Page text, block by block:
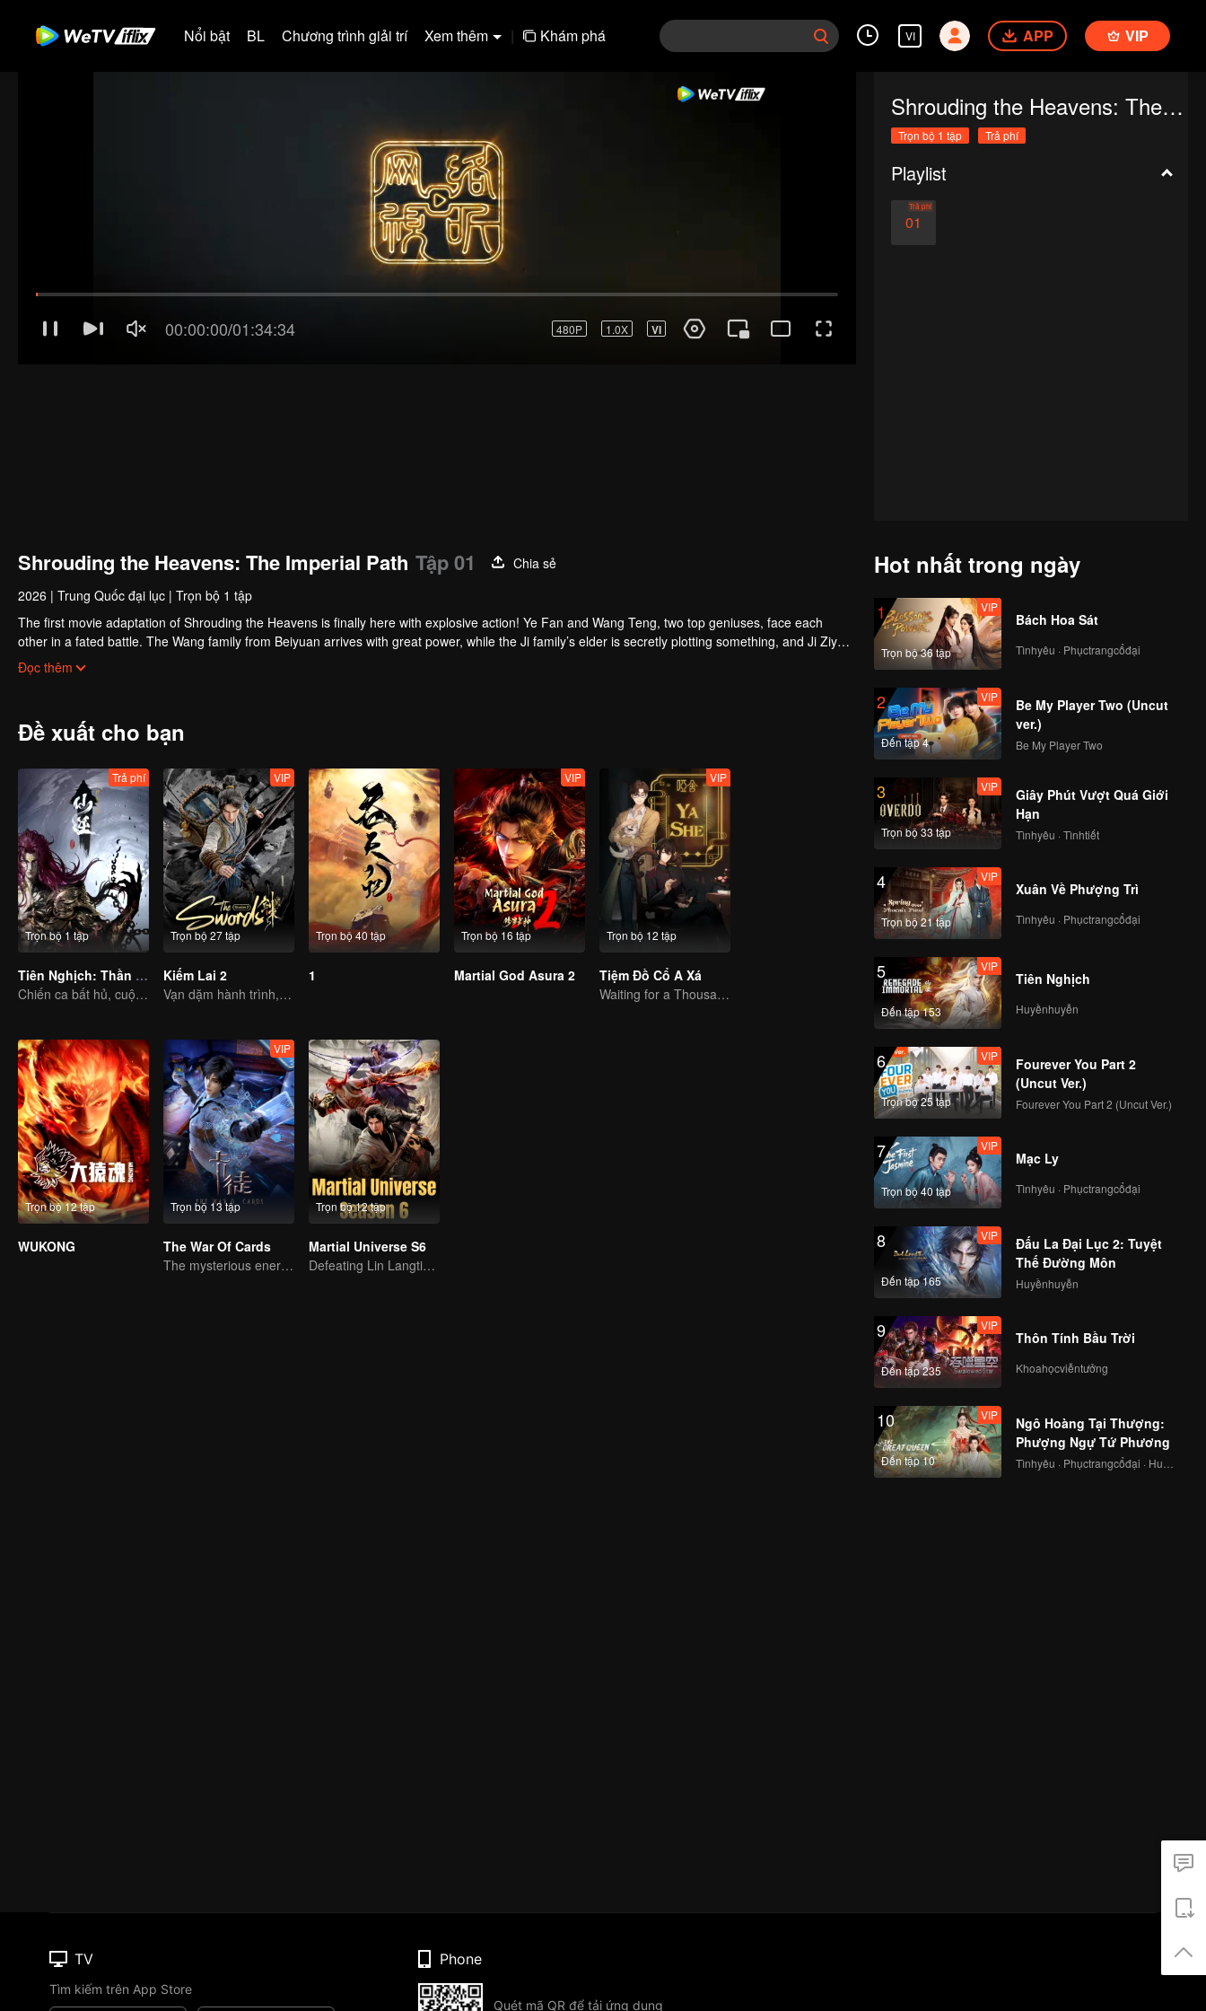
Nổi bật BL Chương trình giải trí Xem thêm | Khám phá VI APP VIP
Shrouding the Heavens: The Imperial Path
Trọn bộ 1 tập Trả phí
Playlist
01
Trả phí
Shrouding the Heavens: The Imperial Path Tập 01
Chia sẻ
2026 | Trung Quốc đại lục | Trọn bộ 1 tập
The first movie adaptation of Shrouding the Heavens is finally here with explosive action! Ye Fan and Wang Teng, two top geniuses, face each
other in a fated battle. The Wang family from Beiyuan arrives with great power, while the Ji family’s elder is secretly plotting something, and Ji Ziyue
is forced into a political marriage. Surrounded by enemies, Ye Fan becomes everyone’s target. As the Ancient Sacred Body clashes with ancient
powers, who will rise as the true Great Emperor?
Đọc thêm
Đề xuất cho bạn
Trọn bộ 1 tập
Trả phí
Tiên Nghịch: Thần Lâm Chi Chiến
Chiến ca bất hủ, cuộc chiến thần linh
Trọn bộ 27 tập
VIP
Kiếm Lai 2
Vạn dặm hành trình, quyền cước như mây
Trọn bộ 40 tập
1
Trọn bộ 16 tập
VIP
Martial God Asura 2
Trọn bộ 12 tập
VIP
Tiệm Đồ Cổ A Xá
Waiting for a Thousand Years, Just to Meet Again
Trọn bộ 12 tập
WUKONG
Trọn bộ 13 tập
VIP
The War Of Cards
The mysterious energy from cards caused a war, how did Chen Mu handle it?
Trọn bộ 12 tập
Martial Universe S6
Defeating Lin Langtian, rising to the championship.
Hot nhất trong ngày
1
Trọn bộ 36 tập
VIP
Bách Hoa Sát
Tìnhyêu · Phụctrangcổđại
2
Đến tập 4
VIP
Be My Player Two (Uncut
ver.)
Be My Player Two
3
Trọn bộ 33 tập
VIP
Giây Phút Vượt Quá Giới
Hạn
Tìnhyêu · Tìnhtiết
4
Trọn bộ 21 tập
VIP
Xuân Về Phượng Trì
Tìnhyêu · Phụctrangcổđại
5
Đến tập 153
VIP
Tiên Nghịch
Huyềnhuyễn
6
Trọn bộ 25 tập
VIP
Fourever You Part 2
(Uncut Ver.)
Fourever You Part 2 (Uncut Ver.)
7
Trọn bộ 40 tập
VIP
Mạc Ly
Tìnhyêu · Phụctrangcổđại
8
Đến tập 165
VIP
Đấu La Đại Lục 2: Tuyệt
Thế Đường Môn
Huyềnhuyễn
9
Đến tập 235
VIP
Thôn Tính Bầu Trời
Khoahọcviễntưởng
10
Đến tập 10
VIP
Ngô Hoàng Tại Thượng:
Phượng Ngự Tứ Phương
TV
Tìm kiếm trên App Store
Phone
Quét mã QR để tải ứng dụng